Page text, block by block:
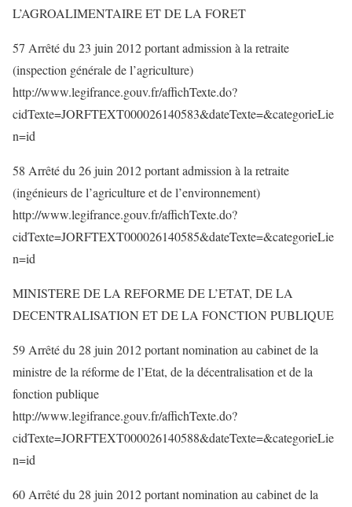
L’AGROALIMENTAIRE ET DE LA FORET
57 Arrêté du 23 juin 2012 portant admission à la retraite
(inspection générale de l’agriculture)
http://www.legifrance.gouv.fr/affichTexte.do?
cidTexte=JORFTEXT000026140583&dateTexte=&categorieLie
n=id
58 Arrêté du 26 juin 2012 portant admission à la retraite
(ingénieurs de l’agriculture et de l’environnement)
http://www.legifrance.gouv.fr/affichTexte.do?
cidTexte=JORFTEXT000026140585&dateTexte=&categorieLie
n=id
MINISTERE DE LA REFORME DE L’ETAT, DE LA
DECENTRALISATION ET DE LA FONCTION PUBLIQUE
59 Arrêté du 28 juin 2012 portant nomination au cabinet de la
ministre de la réforme de l’Etat, de la décentralisation et de la
fonction publique
http://www.legifrance.gouv.fr/affichTexte.do?
cidTexte=JORFTEXT000026140588&dateTexte=&categorieLie
n=id
60 Arrêté du 28 juin 2012 portant nomination au cabinet de la